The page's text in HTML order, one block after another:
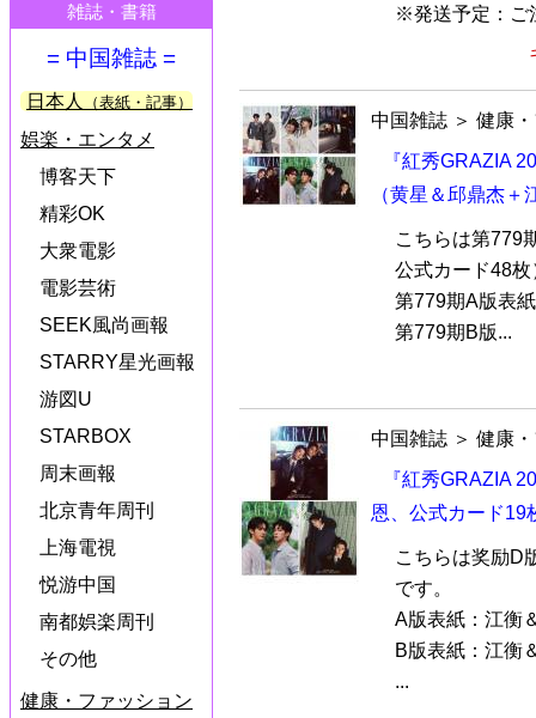
雑誌・書籍
= 中国雑誌 =
日本人 （表紙・記事）
娯楽・エンタメ
博客天下
精彩OK
大衆電影
電影芸術
SEEK風尚画報
STARRY星光画報
游図U
STARBOX
周末画報
北京青年周刊
上海電視
悦游中国
南都娯楽周刊
その他
健康・ファッション
※発送予定：ご
中国雑誌 ＞ 健康
『紅秀GRAZIA
（黄星＆邱鼎杰
こちらは第779
公式カード48枚
第779期A版表
第779期B版...
中国雑誌 ＞ 健康
『紅秀GRAZIA
恩、公式カード19
こちらは奖励D
です。
A版表紙：江衡
B版表紙：江衡
...